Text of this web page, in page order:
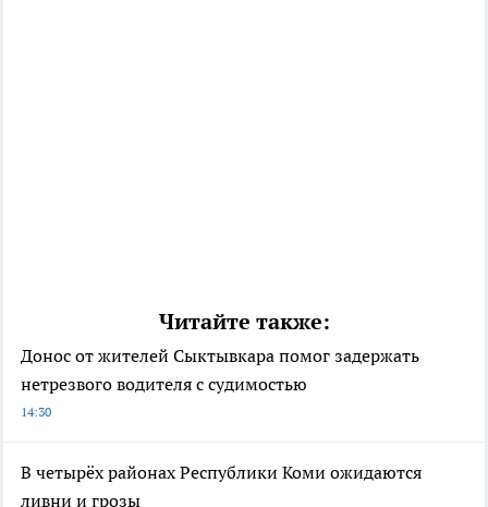
Читайте также:
Донос от жителей Сыктывкара помог задержать
нетрезвого водителя с судимостью
14:30
В четырёх районах Республики Коми ожидаются
ливни и грозы